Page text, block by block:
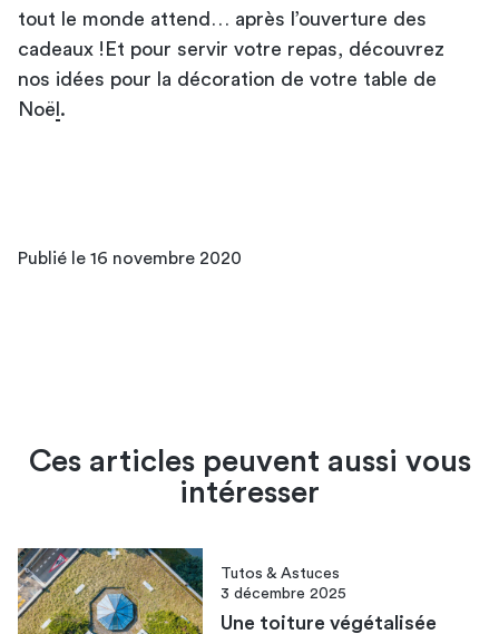
tout le monde attend… après l’ouverture des
cadeaux !Et pour servir votre repas, découvrez
nos idées pour la décoration de votre table de
Noël .
Publié le 16 novembre 2020
Ces articles peuvent aussi vous
intéresser
Tutos & Astuces
3 décembre 2025
Une toiture végétalisée​